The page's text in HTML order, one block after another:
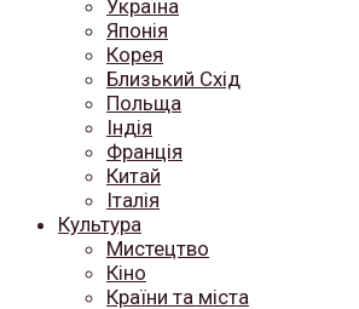
Україна
Японія
Корея
Близький Схід
Польща
Індія
Франція
Китай
Італія
Культура
Мистецтво
Кіно
Країни та міста